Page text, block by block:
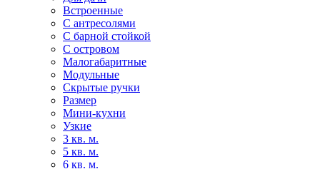
Встроенные
С антресолями
С барной стойкой
С островом
Малогабаритные
Модульные
Скрытые ручки
Размер
Мини-кухни
Узкие
3 кв. м.
5 кв. м.
6 кв. м.